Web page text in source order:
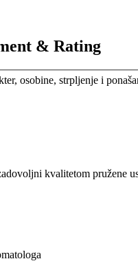
& Rating
osobine, strpljenje i
kvalitetom pružene